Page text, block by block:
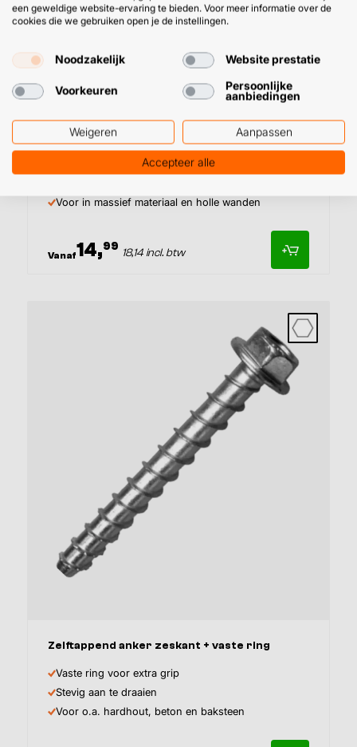
Afmeting
Afmeting
Inhoud
Zelftappend anker platkop torx
Platkop verzinkt mooi
Voor in massief materiaal en holle wanden
Vanaf14,99 18,14 incl. btw
Zelftappend anker zeskant + vaste ring
Vaste ring voor extra grip
Stevig aan te draaien
Voor o.a. hardhout, beton en baksteen
een geweldige website-ervaring te bieden. Voor meer informatie over de
cookies die we gebruiken open je de instellingen.
Noodzakelijk Website prestatie
Voorkeuren
Persoonlijke
aanbiedingen
Weigeren Aanpassen
Accepteer alle